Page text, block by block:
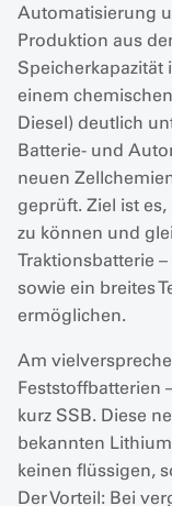
Automatisierung
Produktion aus
Speicherkapazität
einem
Diesel) deutlich
Batterie- und
neuen
geprüft. Ziel ist
zu können und
Traktionsbatterie
sowie ein breites
ermöglichen.
Am
Feststoffbatterien
kurz SSB. Diese
bekannten
keinen flüssigen,
Der Vorteil: Bei